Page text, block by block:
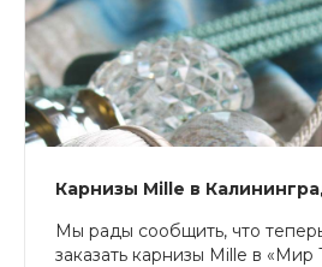
Карнизы Mille в
Мы рады сообщить, что
заказать карнизы Mille в «Мир